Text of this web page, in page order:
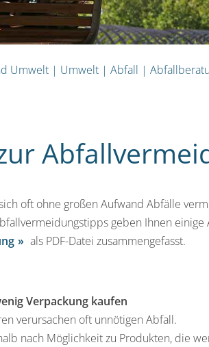
Umwelt | Umwelt | Abfall |
oft ohne großen Aufwand Abfälle
geben Ihnen
als PDF-Datei zusammengefasst.
Verpackung kaufen
verursachen oft unnötigen Abfall.
nach Möglichkeit zu Produkten, die